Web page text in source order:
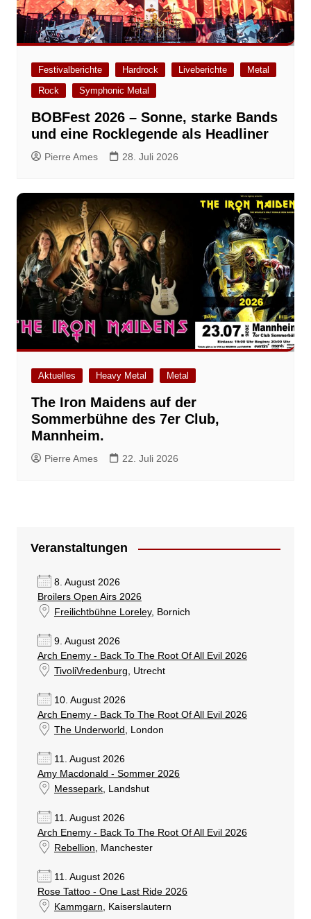
Festivalberichte Hardrock Liveberichte
Metal
Rock
Symphonic Metal
BOBFest 2026 – Sonne, starke Bands
und eine Rocklegende als Headliner
Pierre Ames 28. Juli 2026
Aktuelles Heavy Metal Metal
The Iron Maidens auf der
Sommerbühne des 7er Club,
Mannheim.
Pierre Ames 22. Juli 2026
Veranstaltungen
8. August 2026
Broilers Open Airs 2026
Freilichtbühne Loreley, Bornich
9. August 2026
Arch Enemy - Back To The Root Of All Evil 2026
TivoliVredenburg, Utrecht
10. August 2026
Arch Enemy - Back To The Root Of All Evil 2026
The Underworld , London
11. August 2026
Amy Macdonald - Sommer 2026
Messepark, Landshut
11. August 2026
Arch Enemy - Back To The Root Of All Evil 2026
Rebellion, Manchester
11. August 2026
Rose Tattoo - One Last Ride 2026
Kammgarn, Kaiserslautern